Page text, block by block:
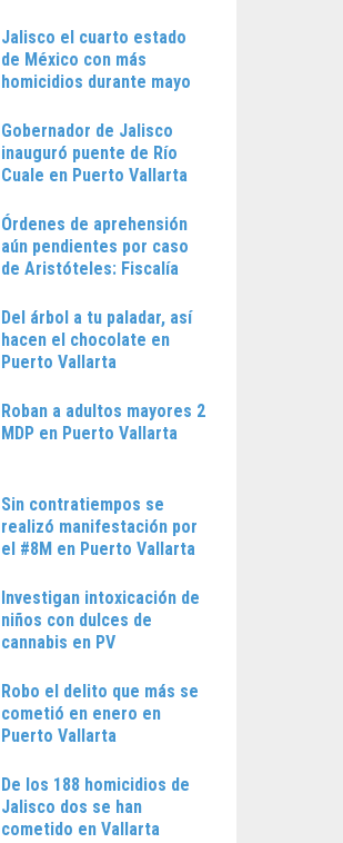
Jalisco el cuarto estado
de México con más
homicidios durante mayo
Gobernador de Jalisco
inauguró puente de Río
Cuale en Puerto Vallarta
Órdenes de aprehensión
aún pendientes por caso
de Aristóteles: Fiscalía
Del árbol a tu paladar, así
hacen el chocolate en
Puerto Vallarta
Roban a adultos mayores 2
MDP en Puerto Vallarta
Sin contratiempos se
realizó manifestación por
el #8M en Puerto Vallarta
Investigan intoxicación de
niños con dulces de
cannabis en PV
Robo el delito que más se
cometió en enero en
Puerto Vallarta
De los 188 homicidios de
Jalisco dos se han
cometido en Vallarta